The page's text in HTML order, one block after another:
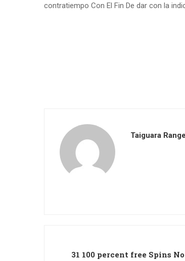
contratiempo Con El Fin De dar con la
Taiguara
31 100 percent free Spins